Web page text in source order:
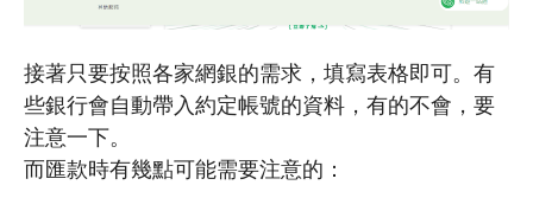
接著只要按照各家網銀的需求，填寫表格即可。有
些銀行會自動帶入約定帳號的資料，有的不會，要
注意一下。
而匯款時有幾點可能需要注意的：